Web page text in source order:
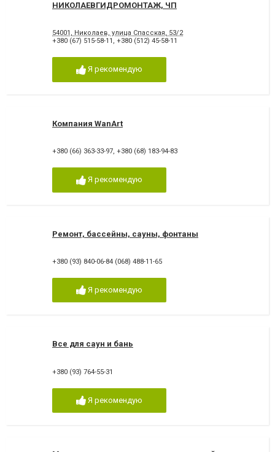
НИКОЛАЕВГИДРОМОНТАЖ, ЧП
54001, Николаев, улица Спасская, 53/2
+380 (67) 515-58-11 , +380 (512) 45-58-11
Я рекомендую
Компания WanArt
+380 (66) 363-33-97, +380 (68) 183-94-83
Я рекомендую
Ремонт, бассейны, сауны, фонтаны
+380 (93) 840-06-84 (068) 488-11-65
Я рекомендую
Все для саун и бань
+380 (93) 764-55-31
Я рекомендую